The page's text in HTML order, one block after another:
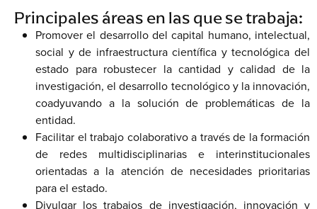
Principales áreas en las que se trabaja:
Promover el desarrollo del capital humano, intelectual,
social y de infraestructura científica y tecnológica del
estado para robustecer la cantidad y calidad de la
investigación, el desarrollo tecnológico y la innovación,
coadyuvando a la solución de problemáticas de la
entidad.
Facilitar el trabajo colaborativo a través de la formación
de redes multidisciplinarias e interinstitucionales
orientadas a la atención de necesidades prioritarias
para el estado.
Divulgar los trabajos de investigación, innovación y